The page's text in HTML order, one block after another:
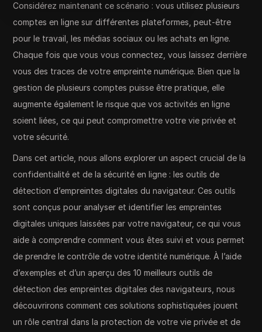
Considérez maintenant ce scénario : vous utilisez plusieurs
comptes en ligne sur différentes plateformes, peut-être
pour le travail, les médias sociaux ou les achats en ligne.
Chaque fois que vous vous connectez, vous laissez derrière
vous des traces de votre empreinte numérique. Bien que la
gestion de plusieurs comptes puisse être pratique, elle
augmente également le risque que vos activités en ligne
soient liées, ce qui peut compromettre votre vie privée et
votre sécurité.
Dans cet article, nous allons explorer un aspect crucial de la
confidentialité et de la sécurité en ligne : les outils de
détection d’empreintes digitales du navigateur. Ces outils
sont conçus pour analyser et identifier les empreintes
digitales uniques laissées par votre navigateur, ce qui vous
aide à comprendre comment vous êtes suivi et vous permet
de prendre le contrôle de votre identité numérique. À l’aide
d’exemples et d’un aperçu des 10 meilleurs outils de
détection des empreintes digitales des navigateurs, nous
découvrirons comment ces solutions sophistiquées jouent
un rôle central dans la protection de votre vie privée et de